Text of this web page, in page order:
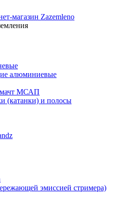
алюминиевые
мачт МСАП
(катанки) и полосы
эмиссией стримера)